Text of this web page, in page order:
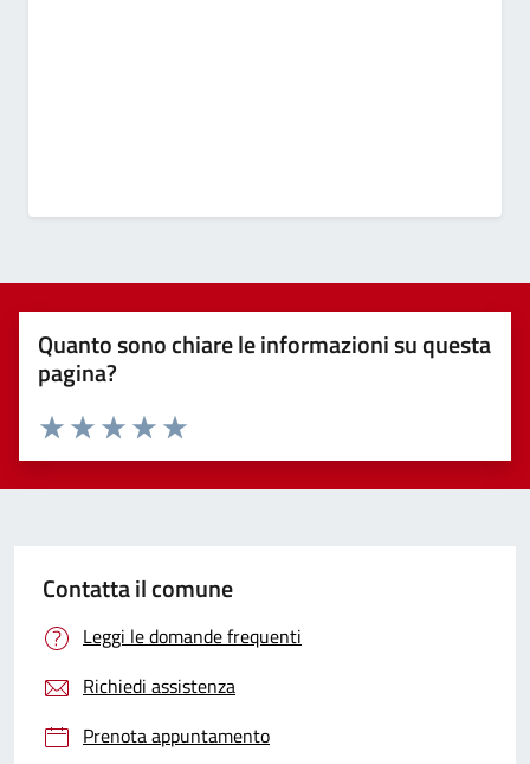
Quanto sono chiare le informazioni su questa
pagina?
Valuta 5 stelle su 5
Valuta 4 stelle su 5
Valuta 3 stelle su 5
Valuta 2 stelle su 5
Valuta 1 stelle su 5
Contatta il comune
Leggi le domande frequenti
Richiedi assistenza
Prenota appuntamento